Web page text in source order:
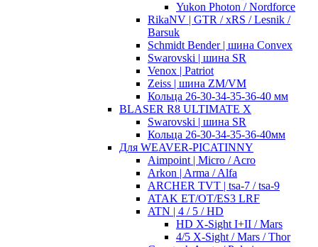
Yukon Photon / Nordforce
RikaNV | GTR / xRS / Lesnik /
Barsuk
Schmidt Bender | шина Convex
Swarovski | шина SR
Venox | Patriot
Zeiss | шина ZM/VM
Кольца 26-30-34-35-36-40 мм
BLASER R8 ULTIMATE X
Swarovski | шина SR
Кольца 26-30-34-35-36-40мм
Для WEAVER-PICATINNY
Aimpoint | Micro / Acro
Arkon | Arma / Alfa
ARCHER TVT | tsa-7 / tsa-9
ATAK ET/OT/ES3 LRF
ATN | 4 / 5 / HD
HD X-Sight I+II / Mars
4/5 X-Sight / Mars / Thor